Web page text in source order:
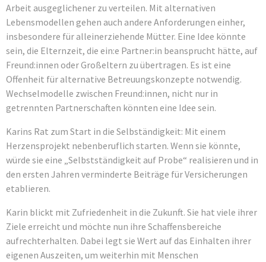
Arbeit ausgeglichener zu verteilen. Mit alternativen
Lebensmodellen gehen auch andere Anforderungen einher,
insbesondere für alleinerziehende Mütter. Eine Idee könnte
sein, die Elternzeit, die ein:e Partner:in beansprucht hätte, auf
Freund:innen oder Großeltern zu übertragen. Es ist eine
Offenheit für alternative Betreuungskonzepte notwendig.
Wechselmodelle zwischen Freund:innen, nicht nur in
getrennten Partnerschaften könnten eine Idee sein.
Karins Rat zum Start in die Selbständigkeit: Mit einem
Herzensprojekt nebenberuflich starten. Wenn sie könnte,
würde sie eine „Selbstständigkeit auf Probe“ realisieren und in
den ersten Jahren verminderte Beiträge für Versicherungen
etablieren.
Karin blickt mit Zufriedenheit in die Zukunft. Sie hat viele ihrer
Ziele erreicht und möchte nun ihre Schaffensbereiche
aufrechterhalten. Dabei legt sie Wert auf das Einhalten ihrer
eigenen Auszeiten, um weiterhin mit Menschen